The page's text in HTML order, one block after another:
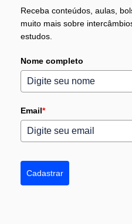
Receba conteúdos, aulas,
muito mais sobre
estudos.
Nome completo
Email*
Cadastrar